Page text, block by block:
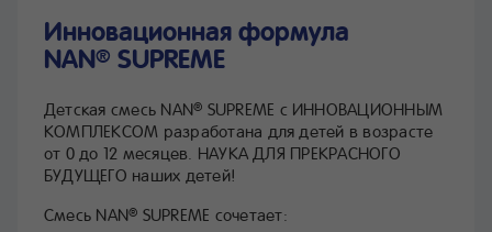
Инновационная формула
NAN® SUPREME
Детская смесь NAN® SUPREME с ИННОВАЦИОННЫМ
КОМПЛЕКСОМ разработана для детей в возрасте
от 0 до 12 месяцев. НАУКА ДЛЯ ПРЕКРАСНОГО
БУДУЩЕГО наших детей!
Смесь NAN® SUPREME сочетает: